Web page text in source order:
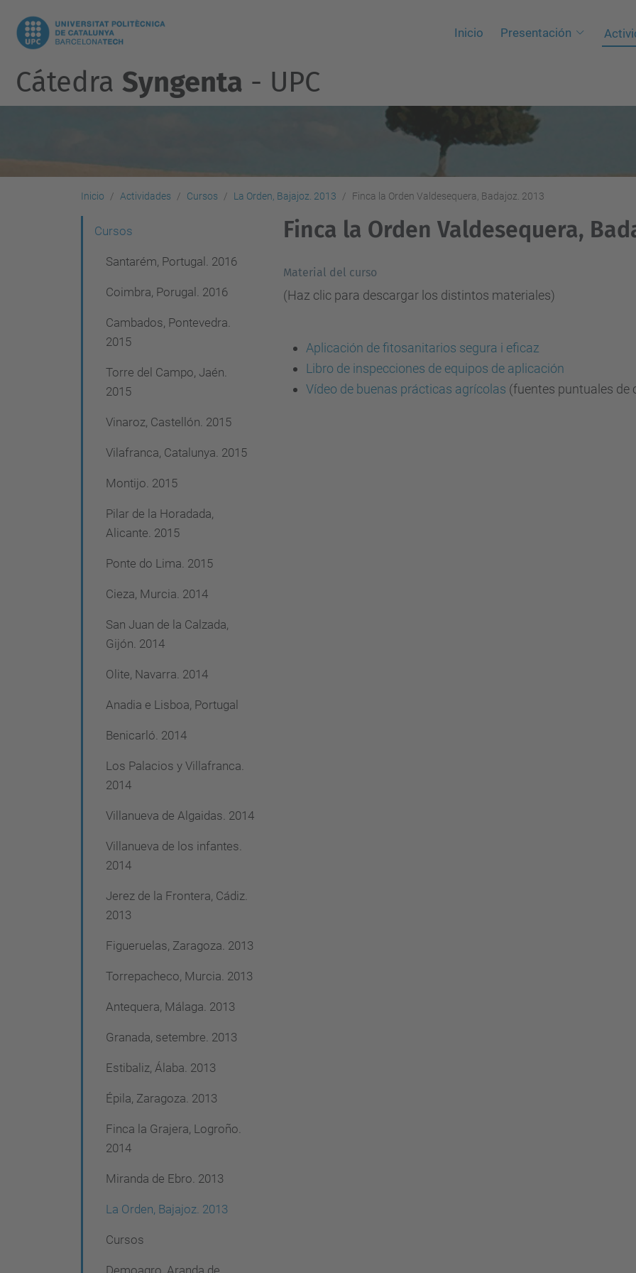
Inicio Presentación
Cátedra Syngenta - UPC
Inicio Actividades Cursos La Orden, Bajajoz. 2013 Finca la Orden Valdesequera, Badajoz. 2013
Finca la Orden Valdesequera,
Material del curso
(Haz clic para descargar los distintos materiales)
Aplicación de fitosanitarios segura i eficaz
Libro de inspecciones de equipos de aplicación
Vídeo de buenas prácticas agrícolas (fuentes puntuales de
Cursos
Santarém, Portugal. 2016
Coimbra, Porugal. 2016
Cambados, Pontevedra.
2015
Torre del Campo, Jaén.
2015
Vinaroz, Castellón. 2015
Vilafranca, Catalunya. 2015
Montijo. 2015
Pilar de la Horadada,
Alicante. 2015
Ponte do Lima. 2015
Cieza, Murcia. 2014
San Juan de la Calzada,
Gijón. 2014
Olite, Navarra. 2014
Anadia e Lisboa, Portugal
Benicarló. 2014
Los Palacios y Villafranca.
2014
Villanueva de Algaidas. 2014
Villanueva de los infantes.
2014
Jerez de la Frontera, Cádiz.
2013
Figueruelas, Zaragoza. 2013
Torrepacheco, Murcia. 2013
Antequera, Málaga. 2013
Granada, setembre. 2013
Estibaliz, Álaba. 2013
Épila, Zaragoza. 2013
Finca la Grajera, Logroño.
2014
Miranda de Ebro. 2013
La Orden, Bajajoz. 2013
Cursos
Demoagro, Aranda de